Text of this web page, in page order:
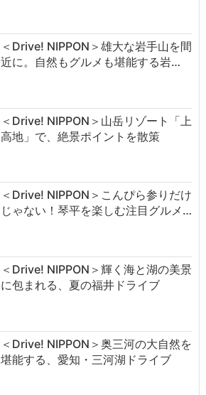
＜Drive! NIPPON＞雄大な岩手山を間
近に。自然もグルメも堪能する岩…
＜Drive! NIPPON＞山岳リゾート「上
高地」で、絶景ポイントを散策
＜Drive! NIPPON＞こんぴら参りだけ
じゃない！琴平を楽しむ注目グルメ…
＜Drive! NIPPON＞輝く海と湖の美景
に包まれる、夏の福井ドライブ
＜Drive! NIPPON＞奥三河の大自然を
堪能する、愛知・三河湖ドライブ